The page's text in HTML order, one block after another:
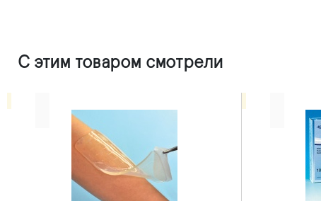
С этим товаром смотрели